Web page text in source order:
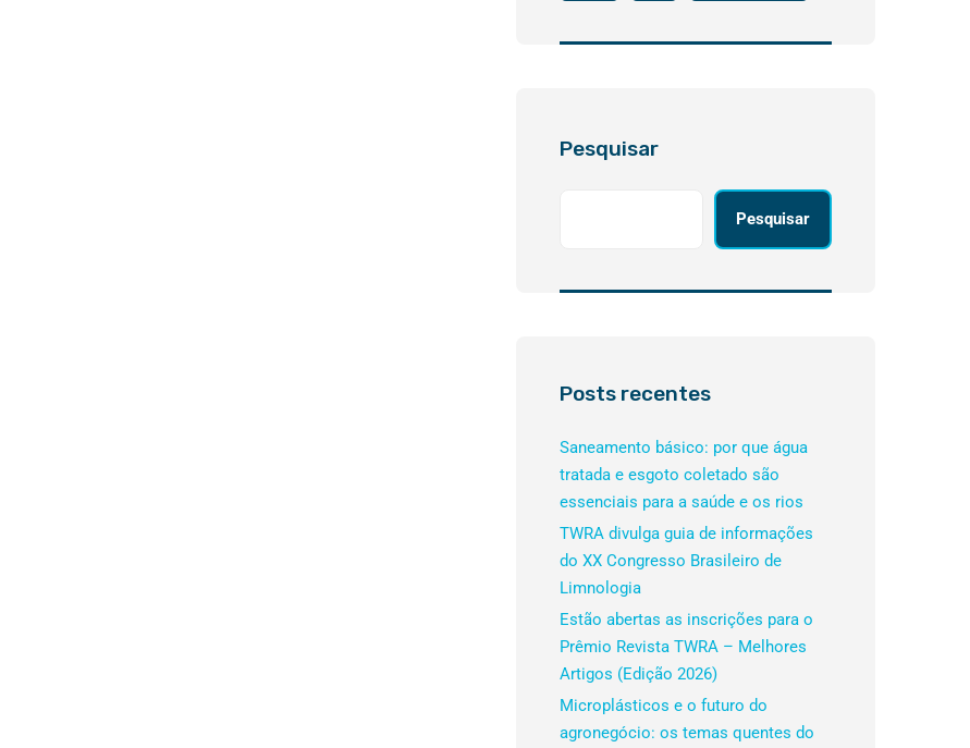
Pesquisar
Pesquisar
Posts recentes
Saneamento básico: por que água
tratada e esgoto coletado são
essenciais para a saúde e os rios
TWRA divulga guia de informações
do XX Congresso Brasileiro de
Limnologia
Estão abertas as inscrições para o
Prêmio Revista TWRA – Melhores
Artigos (Edição 2026)
Microplásticos e o futuro do
agronegócio: os temas quentes do